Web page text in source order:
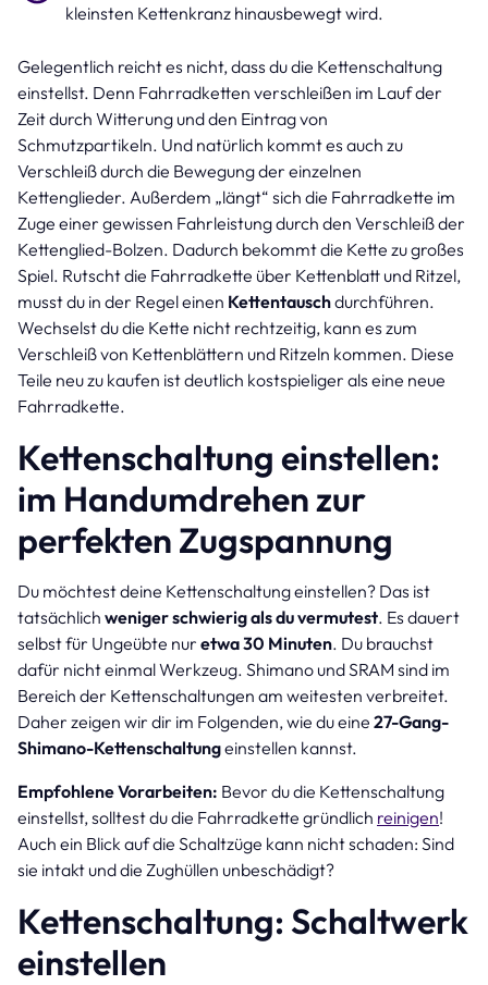
kleinsten Kettenkranz hinausbewegt wird.
Gelegentlich reicht es nicht, dass du die Kettenschaltung
einstellst. Denn Fahrradketten verschleißen im Lauf der
Zeit durch Witterung und den Eintrag von
Schmutzpartikeln. Und natürlich kommt es auch zu
Verschleiß durch die Bewegung der einzelnen
Kettenglieder. Außerdem „längt“ sich die Fahrradkette im
Zuge einer gewissen Fahrleistung durch den Verschleiß der
Kettenglied-Bolzen. Dadurch bekommt die Kette zu großes
Spiel. Rutscht die Fahrradkette über Kettenblatt und Ritzel,
musst du in der Regel einen Kettentauschdurchführen.
Wechselst du die Kette nicht rechtzeitig, kann es zum
Verschleiß von Kettenblättern und Ritzeln kommen. Diese
Teile neu zu kaufen ist deutlich kostspieliger als eine neue
Fahrradkette.
Kettenschaltung einstellen:
im Handumdrehen zur
perfekten Zugspannung
Du möchtest deine Kettenschaltung einstellen? Das ist
tatsächlich weniger schwierig als du vermutest. Es dauert
selbst für Ungeübte nur etwa 30 Minuten. Du brauchst
dafür nicht einmal Werkzeug. Shimano und SRAM sind im
Bereich der Kettenschaltungen am weitesten verbreitet.
Daher zeigen wir dir im Folgenden, wie du eine 27-Gang-
Shimano-Kettenschaltungeinstellen kannst.
Empfohlene Vorarbeiten: Bevor du die Kettenschaltung
einstellst, solltest du die Fahrradkette gründlich reinigen!
Auch ein Blick auf die Schaltzüge kann nicht schaden: Sind
sie intakt und die Zughüllen unbeschädigt?
Kettenschaltung: Schaltwerk
einstellen